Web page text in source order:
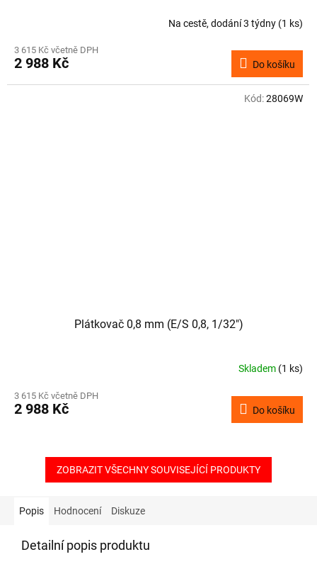
Na cestě, dodání 3 týdny (1 ks)
3 615 Kč včetně DPH
2 988 Kč Do košíku
Plátkovač 0,8 mm (E/S 0,8, 1/32")
Skladem (1 ks)
3 615 Kč včetně DPH
2 988 Kč Do košíku
Kód:28069W
ZOBRAZIT VŠECHNY SOUVISEJÍCÍ PRODUKTY
Popis Hodnocení Diskuze
Detailní popis produktu